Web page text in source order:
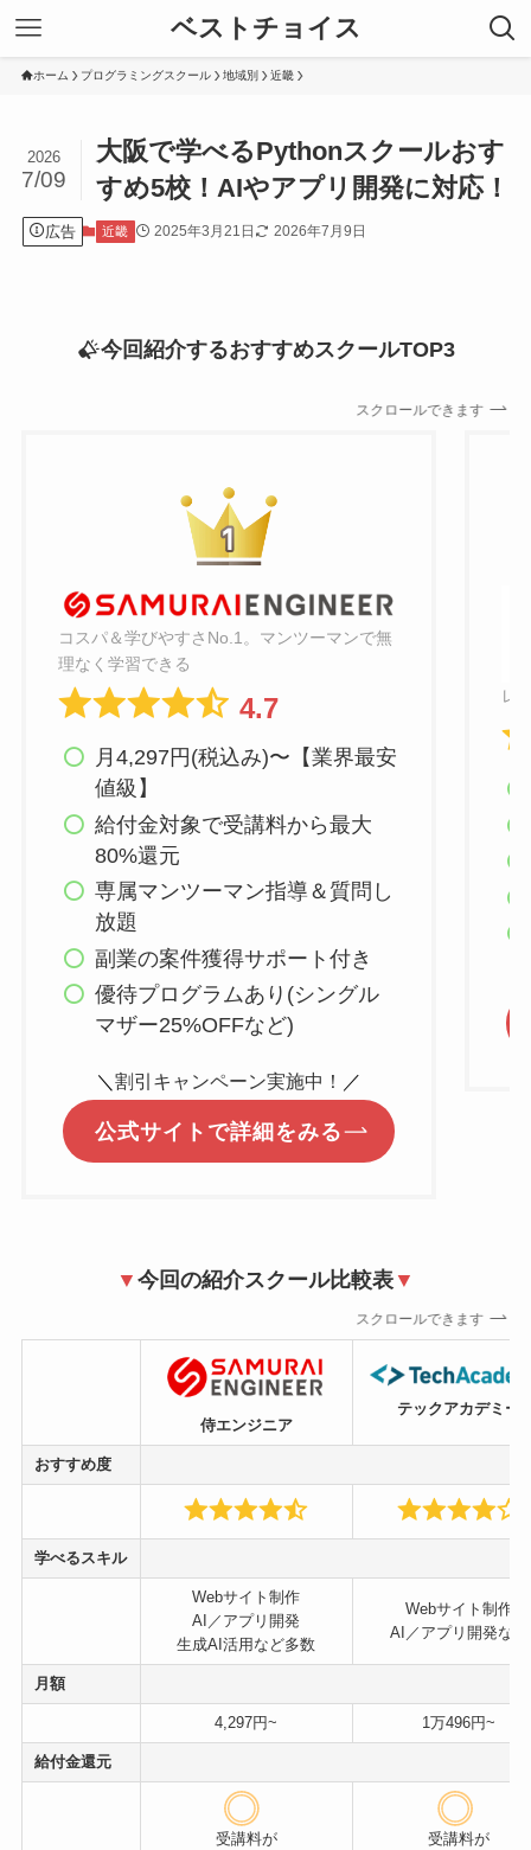
ベストチョイス
ホーム プログラミングスクール 地域別 近畿
大阪で学べるPythonスクールおす
すめ5校！AIやアプリ開発に対応！
2026
7/09
広告 近畿 2025年3月21日 2026年7月9日
今回紹介するおすすめスクールTOP3
スクロールできます
コスパ＆学びやすさNo.1。マンツーマンで無
理なく学習できる
4.7
月4,297円(税込み)〜【業界最安
値級】
給付金対象で受講料から最大
80%還元
専属マンツーマン指導＆質問し
放題
副業の案件獲得サポート付き
優待プログラムあり(シングル
マザー25%OFFなど)
＼ 割引キャンペーン実施中！ ／
公式サイトで詳細をみる
レ
▼ 今回の紹介スクール比較表 ▼
スクロールできます
侍エンジニア
テックアカデミー
おすすめ度
学べるスキル
Webサイト制作
AI／アプリ開発
生成AI活用など多数
Webサイト制作
AI／アプリ開発など
月額
4,297円~ 1万496円~
給付金還元
受講料が
受講料が